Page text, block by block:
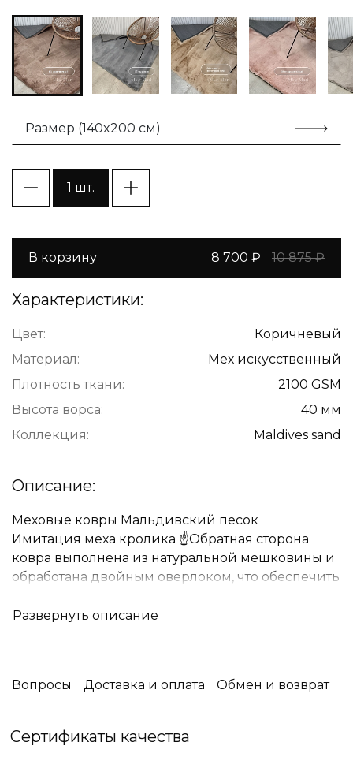
Размер (140x200 см)
1 шт.
В корзину 8 700 ₽ 10 875 ₽
Характеристики:
Цвет:
Коричневый
Материал:
Мех искусственный
Плотность ткани:
2100 GSM
Высота ворса:
40 мм
Коллекция:
Maldivеs sand
Описание:
Меховые ковры Мальдивский песок
Имитация меха кролика ☝Обратная сторона
ковра выполнена из натуральной мешковины и
обработана двойным оверлоком, что обеспечить
⚜️Роскошные , стильные ,мягкие ,придают
с ними , вы несомненно влюбитесь в этот ковер.
гиппоаллергенны.
Современные технологии производства
Вопросы Доставка и оплата Обмен и возврат
Сертификаты качества